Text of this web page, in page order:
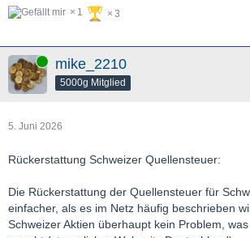
2. Britische Aktie
effektive Steuerlast
2. Kanadische Aktie mit
effektive Steuerlast
25 % Quellensteuer + 10 % Abgeltungssteuer
4. DAX ETF (Fondsdomizil Deutschland)
15 % Körperschaftssteuer auf Fondsebene,
1 3
Online mike_2210
5000g Mitglied
5. Juni 2026
Rückerstattung Schweizer Quellensteuer:
Die Rückerstattung der Quellensteuer für
einfacher, als es im Netz häufig beschrieben
Schweizer Aktien überhaupt kein Problem,